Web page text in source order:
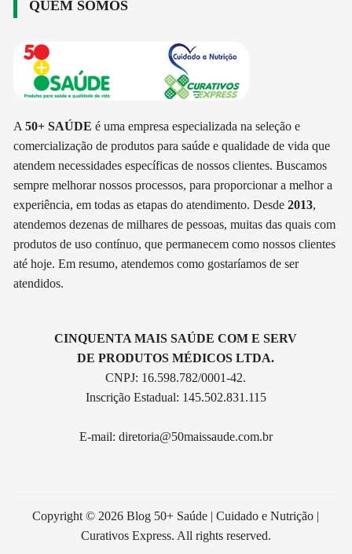
QUEM SOMOS
A50+ SAÚDE é uma empresa especializada na seleção e
comercialização de produtos para saúde e qualidade de vida que
atendem necessidades específicas de nossos clientes. Buscamos
sempre melhorar nossos processos, para proporcionar a melhor a
experiência, em todas as etapas do atendimento. Desde2013,
atendemos dezenas de milhares de pessoas, muitas das quais com
produtos de uso contínuo, que permanecem como nossos clientes
até hoje. Em resumo, atendemos como gostaríamos de ser
atendidos.
CINQUENTA MAIS SAÚDE COM E SERV
DE PRODUTOS MÉDICOS LTDA.
CNPJ: 16.598.782/0001-42.
Inscrição Estadual: 145.502.831.115
E-mail: diretoria@50maissaude.com.br
Copyright © 2026 Blog 50+ Saúde | Cuidado e Nutrição |
Curativos Express. All rights reserved.